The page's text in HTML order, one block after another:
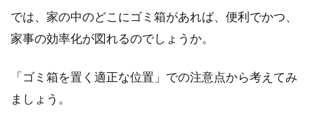
では、家の中のどこにゴミ箱があれば、便利でかつ、
家事の効率化が図れるのでしょうか。
「ゴミ箱を置く適正な位置」での注意点から考えてみ
ましょう。